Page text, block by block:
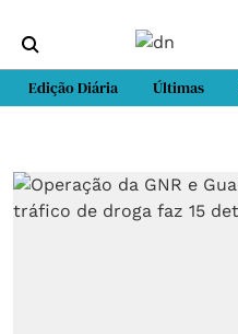
Edição Diária Últimas